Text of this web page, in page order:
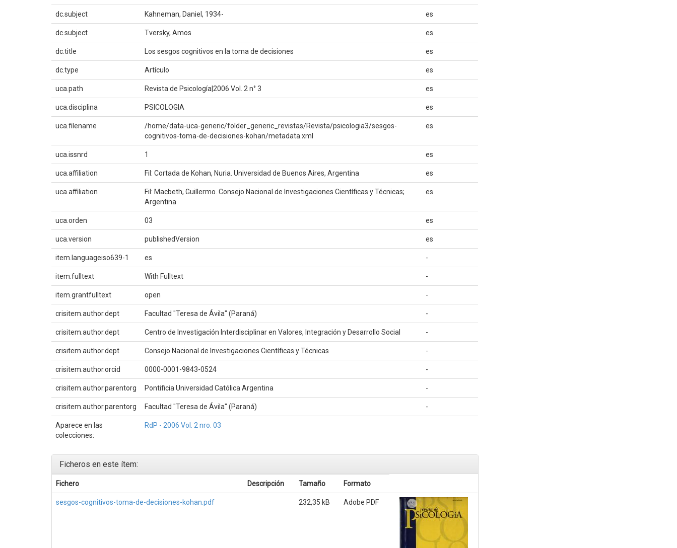
dc.subject Kahneman, Daniel, 1934- es
dc.subject Tversky, Amos es
dc.title Los sesgos cognitivos en la toma de decisiones es
dc.type Artículo es
uca.path Revista de Psicología|2006 Vol. 2 n° 3 es
uca.disciplina PSICOLOGIA es
uca.filename
/home/data-uca-generic/folder_generic_revistas/Revista/psicologia3/sesgos-
cognitivos-toma-de-decisiones-kohan/metadata.xml
es
uca.issnrd 1 es
uca.affiliation Fil: Cortada de Kohan, Nuria. Universidad de Buenos Aires, Argentina es
uca.affiliation
Fil: Macbeth, Guillermo. Consejo Nacional de Investigaciones Científicas y Técnicas;
Argentina
es
uca.orden 03 es
uca.version publishedVersion es
item.languageiso639-1 es -
item.fulltext With Fulltext -
item.grantfulltext open -
crisitem.author.dept Facultad "Teresa de Ávila" (Paraná) -
crisitem.author.dept Centro de Investigación Interdisciplinar en Valores, Integración y Desarrollo Social -
crisitem.author.dept Consejo Nacional de Investigaciones Científicas y Técnicas -
crisitem.author.orcid 0000-0001-9843-0524 -
crisitem.author.parentorg Pontificia Universidad Católica Argentina -
crisitem.author.parentorg Facultad "Teresa de Ávila" (Paraná) -
Aparece en las
colecciones:
RdP - 2006 Vol. 2 nro. 03
Ficheros en este ítem:
Fichero Descripción Tamaño Formato
sesgos-cognitivos-toma-de-decisiones-kohan.pdf 232,35 kB Adobe PDF